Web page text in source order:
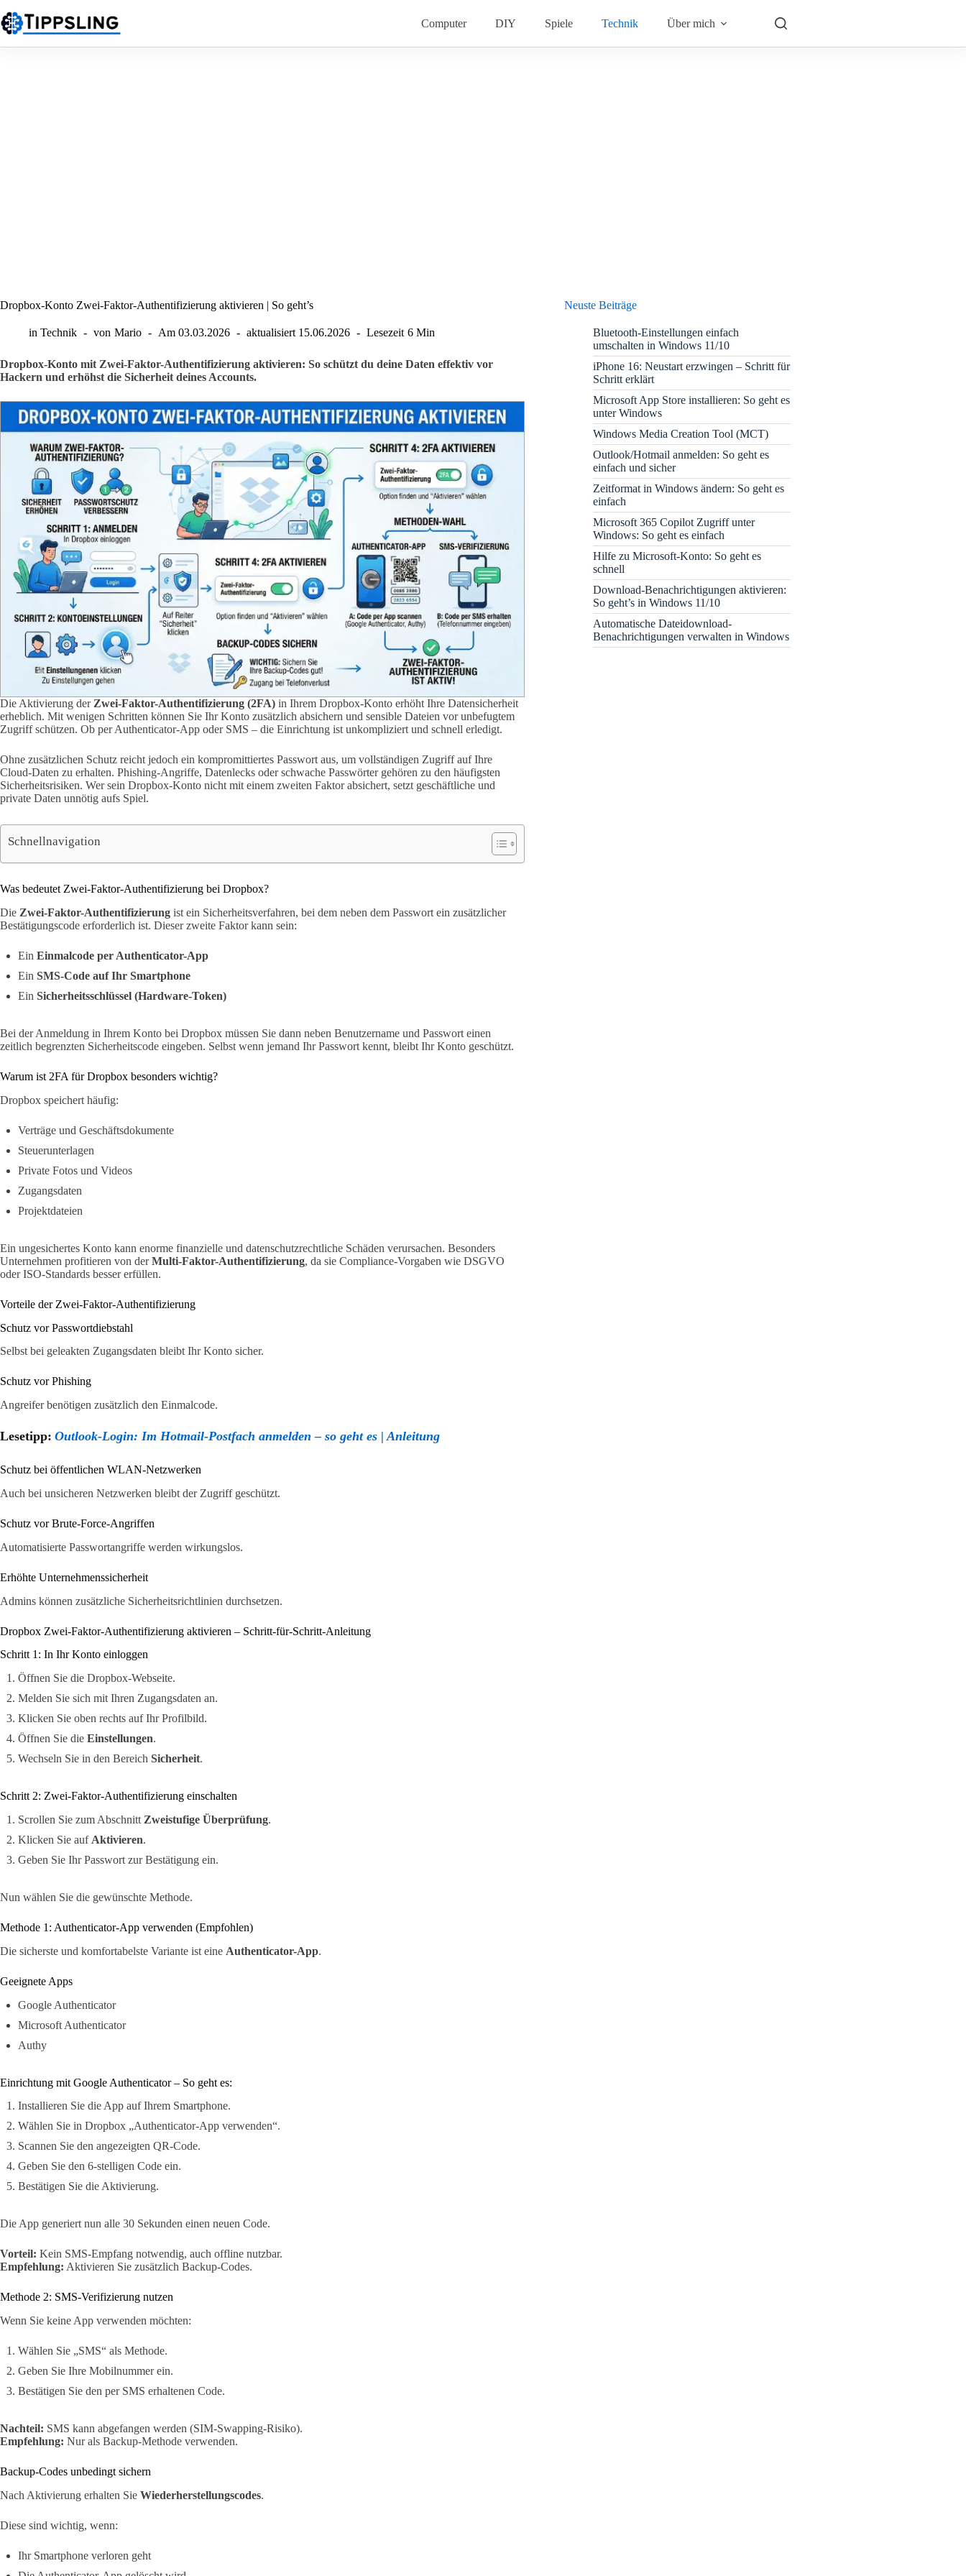
Inhalt
springen
Computer DIY Spiele Technik Über mich
Dropbox-Konto Zwei-Faktor-Authentifizierung aktivieren | So geht’s
in Technik von Mario Am 03.03.2026 aktualisiert 15.06.2026 Lesezeit 6 Min
Dropbox-Konto mit Zwei-Faktor-Authentifizierung aktivieren: So schützt du deine Daten effektiv vor
Hackern und erhöhst die Sicherheit deines Accounts.
Die Aktivierung der Zwei-Faktor-Authentifizierung (2FA) in Ihrem Dropbox-Konto erhöht Ihre Datensicherheit
erheblich. Mit wenigen Schritten können Sie Ihr Konto zusätzlich absichern und sensible Dateien vor unbefugtem
Zugriff schützen. Ob per Authenticator-App oder SMS – die Einrichtung ist unkompliziert und schnell erledigt.
Ohne zusätzlichen Schutz reicht jedoch ein kompromittiertes Passwort aus, um vollständigen Zugriff auf Ihre
Cloud-Daten zu erhalten. Phishing-Angriffe, Datenlecks oder schwache Passwörter gehören zu den häufigsten
Sicherheitsrisiken. Wer sein Dropbox-Konto nicht mit einem zweiten Faktor absichert, setzt geschäftliche und
private Daten unnötig aufs Spiel.
Schnellnavigation
Was bedeutet Zwei-Faktor-Authentifizierung bei Dropbox?
Die Zwei-Faktor-Authentifizierung ist ein Sicherheitsverfahren, bei dem neben dem Passwort ein zusätzlicher
Bestätigungscode erforderlich ist. Dieser zweite Faktor kann sein:
Ein Einmalcode per Authenticator-App
Ein SMS-Code auf Ihr Smartphone
Ein Sicherheitsschlüssel (Hardware-Token)
Bei der Anmeldung in Ihrem Konto bei Dropbox müssen Sie dann neben Benutzername und Passwort einen
zeitlich begrenzten Sicherheitscode eingeben. Selbst wenn jemand Ihr Passwort kennt, bleibt Ihr Konto geschützt.
Warum ist 2FA für Dropbox besonders wichtig?
Dropbox speichert häufig:
Verträge und Geschäftsdokumente
Steuerunterlagen
Private Fotos und Videos
Zugangsdaten
Projektdateien
Ein ungesichertes Konto kann enorme finanzielle und datenschutzrechtliche Schäden verursachen. Besonders
Unternehmen profitieren von derMulti-Faktor-Authentifizierung, da sie Compliance-Vorgaben wie DSGVO
oder ISO-Standards besser erfüllen.
Vorteile der Zwei-Faktor-Authentifizierung
Schutz vor Passwortdiebstahl
Selbst bei geleakten Zugangsdaten bleibt Ihr Konto sicher.
Schutz vor Phishing
Angreifer benötigen zusätzlich den Einmalcode.
Lesetipp: Outlook-Login: Im Hotmail-Postfach anmelden – so geht es | Anleitung
Schutz bei öffentlichen WLAN-Netzwerken
Auch bei unsicheren Netzwerken bleibt der Zugriff geschützt.
Schutz vor Brute-Force-Angriffen
Automatisierte Passwortangriffe werden wirkungslos.
Erhöhte Unternehmenssicherheit
Admins können zusätzliche Sicherheitsrichtlinien durchsetzen.
Dropbox Zwei-Faktor-Authentifizierung aktivieren – Schritt-für-Schritt-Anleitung
Schritt 1: In Ihr Konto einloggen
Öffnen Sie die Dropbox-Webseite.
Melden Sie sich mit Ihren Zugangsdaten an.
Klicken Sie oben rechts auf Ihr Profilbild.
Öffnen Sie die Einstellungen.
Wechseln Sie in den Bereich Sicherheit.
Schritt 2: Zwei-Faktor-Authentifizierung einschalten
Scrollen Sie zum Abschnitt Zweistufige Überprüfung.
Klicken Sie auf Aktivieren.
Geben Sie Ihr Passwort zur Bestätigung ein.
Nun wählen Sie die gewünschte Methode.
Methode 1: Authenticator-App verwenden (Empfohlen)
Die sicherste und komfortabelste Variante ist eine Authenticator-App.
Geeignete Apps
Google Authenticator
Microsoft Authenticator
Authy
Einrichtung mit Google Authenticator – So geht es:
Installieren Sie die App auf Ihrem Smartphone.
Wählen Sie in Dropbox „Authenticator-App verwenden“.
Scannen Sie den angezeigten QR-Code.
Geben Sie den 6-stelligen Code ein.
Bestätigen Sie die Aktivierung.
Die App generiert nun alle 30 Sekunden einen neuen Code.
Vorteil: Kein SMS-Empfang notwendig, auch offline nutzbar.
Empfehlung: Aktivieren Sie zusätzlich Backup-Codes.
Methode 2: SMS-Verifizierung nutzen
Wenn Sie keine App verwenden möchten:
Wählen Sie „SMS“ als Methode.
Geben Sie Ihre Mobilnummer ein.
Bestätigen Sie den per SMS erhaltenen Code.
Nachteil: SMS kann abgefangen werden (SIM-Swapping-Risiko).
Empfehlung: Nur als Backup-Methode verwenden.
Backup-Codes unbedingt sichern
Nach Aktivierung erhalten Sie Wiederherstellungscodes.
Diese sind wichtig, wenn:
Ihr Smartphone verloren geht
Neuste Beiträge
Bluetooth-Einstellungen einfach
umschalten in Windows 11/10
iPhone 16: Neustart erzwingen – Schritt für
Schritt erklärt
Microsoft App Store installieren: So geht es
unter Windows
Windows Media Creation Tool (MCT)
Outlook/Hotmail anmelden: So geht es
einfach und sicher
Zeitformat in Windows ändern: So geht es
einfach
Microsoft 365 Copilot Zugriff unter
Windows: So geht es einfach
Hilfe zu Microsoft-Konto: So geht es
schnell
Download-Benachrichtigungen aktivieren:
So geht’s in Windows 11/10
Automatische Dateidownload-
Benachrichtigungen verwalten in Windows